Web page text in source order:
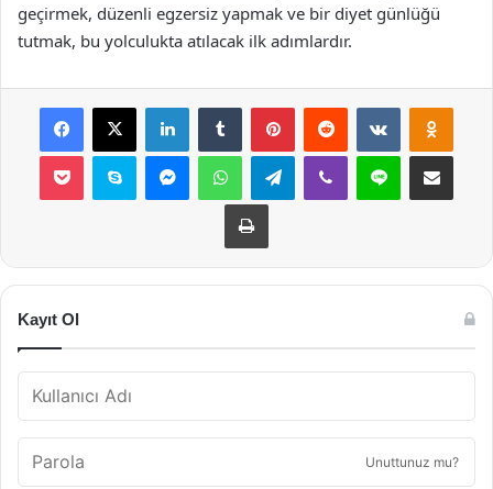
geçirmek, düzenli egzersiz yapmak ve bir diyet günlüğü
tutmak, bu yolculukta atılacak ilk adımlardır.
Facebook
X LinkedInTumblr PinterestReddit VKontakte
Pocket Skype MessengerWhatsAppTelegramViber Line E-Posta ile
Yazdır
Kayıt Ol
Unuttunuz mu?